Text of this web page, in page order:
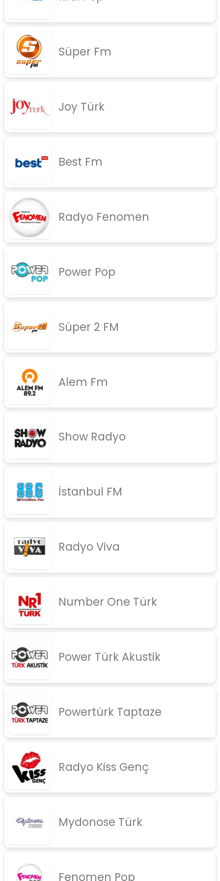
jazz
rap
diger
Gizlilik Politikası
Süper Fm
Joy Türk
Best Fm
Radyo Fenomen
Power Pop
Süper 2 FM
Alem Fm
Show Radyo
İstanbul FM
Radyo Viva
Number One Türk
Power Türk Akustik
Powertürk Taptaze
Radyo Kiss Genç
Mydonose Türk
Fenomen Pop